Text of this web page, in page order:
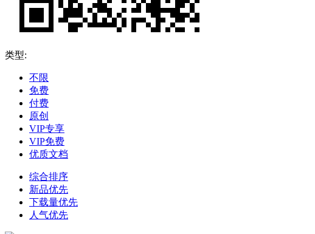
类型:
不限
免费
付费
原创
VIP专享
VIP免费
优质文档
综合排序
新品优先
下载量优先
人气优先